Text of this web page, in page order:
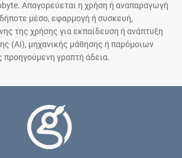
Απαγορεύεται η χρήση ή αναπαραγωγή
μέσο, εφαρμογή ή συσκευή,
της χρήσης για εκπαίδευση ή ανάπτυξη
(AI), μηχανικής μάθησης ή παρόμοιων
προηγούμενη γραπτή άδεια.